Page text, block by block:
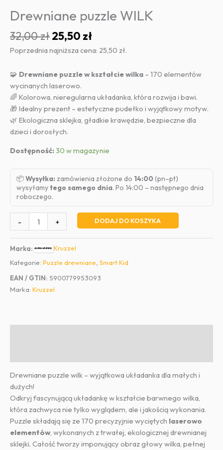
Drewniane puzzle WILK
32,00złPierwotna
cena
wynosiła:
32,00 zł.
25,50 złAktualna
cena
wynosi:
25,50 zł.
Poprzednia najniższa cena: 25,50 zł.
🧩 Drewniane puzzle w kształcie wilka – 170 elementów
wycinanych laserowo.
🌈 Kolorowa, nieregularna układanka, która rozwija i bawi.
🎁 Idealny prezent – estetyczne pudełko i wyjątkowy motyw.
🌿 Ekologiczna sklejka, gładkie krawędzie, bezpieczne dla
dzieci i dorosłych.
Dostępność:30 w magazynie
📦Wysyłka: zamówienia złożone do 14:00 (pn–pt)
wysyłamytego samego dnia. Po 14:00 – następnego dnia
roboczego.
-
Drewniane
puzzle
WILK
+ DODAJ DO KOSZYKA
Marka:
Kruzzel
Kategorie: Puzzle drewniane, Smart Kid
EAN / GTIN: 5900779953093
Marka: Kruzzel
Drewniane puzzle wilk – wyjątkowa układanka dla małych i
dużych!
Odkryj fascynującą układankę w kształcie barwnego wilka,
która zachwyca nie tylko wyglądem, ale i jakością wykonania.
Puzzle składają się ze 170 precyzyjnie wyciętych laserowo
elementów, wykonanych z trwałej, ekologicznej drewnianej
sklejki. Całość tworzy imponujący obraz głowy wilka, pełnej